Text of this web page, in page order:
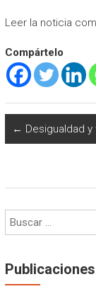
Leer la noticia
Compártelo
← Desigualdad